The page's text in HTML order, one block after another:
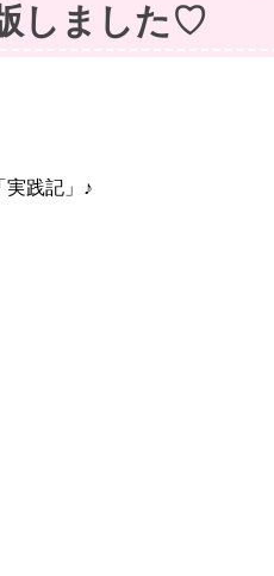
しました♡
実践記」♪